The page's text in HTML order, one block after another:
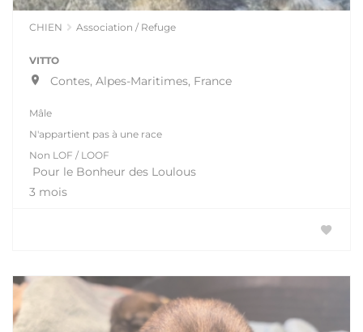
CHIEN Association / Refuge
VITTO
Contes, Alpes-Maritimes, France
Mâle
N'appartient pas à une race
Non LOF / LOOF
Pour le Bonheur des Loulous
3 mois